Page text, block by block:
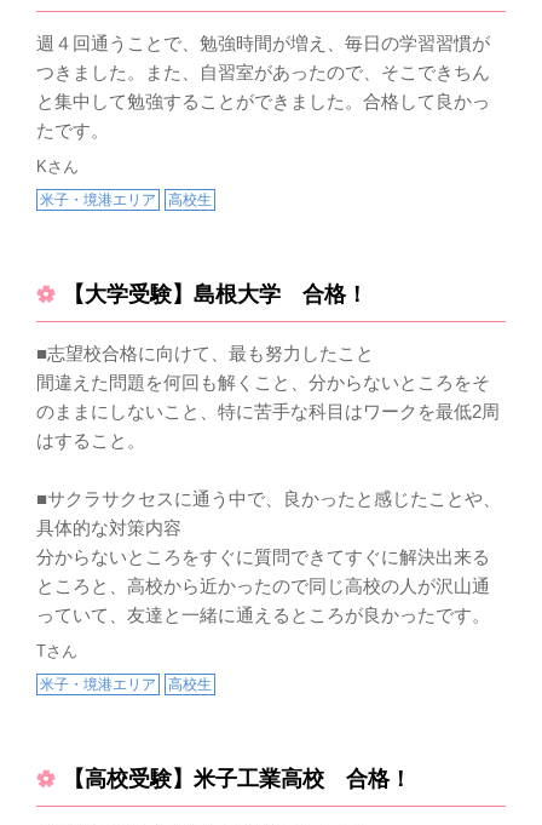
たくさん復習できたから通ってよかった
たくさん過去問を解くことができた
自分の苦手なところを探すことができた
変喜ばしく感じております。
特に受験期は、ほぼ毎日教室に足を運び、粘り強く
取り組んでくれました。あの時積み重ねた努力は、
合格という結果だけでなく、これからの大きな自信
になるはずです。
次のステップである高校生活においても、将来の目
でいければ幸いです。
続きを見る ▼
週４回通うことで、勉強時間が増え、毎日の学習習慣が
つきました。また、自習室があったので、そこできちん
と集中して勉強することができました。合格して良かっ
たです。
Kさん
米子・境港エリア 高校生
【大学受験】島根大学 合格！
■志望校合格に向けて、最も努力したこと
間違えた問題を何回も解くこと、分からないところをそ
のままにしないこと、特に苦手な科目はワークを最低2周
はすること。
■サクラサクセスに通う中で、良かったと感じたことや、
具体的な対策内容
分からないところをすぐに質問できてすぐに解決出来る
ところと、高校から近かったので同じ高校の人が沢山通
っていて、友達と一緒に通えるところが良かったです。
Tさん
米子・境港エリア 高校生
【高校受験】米子工業高校 合格！